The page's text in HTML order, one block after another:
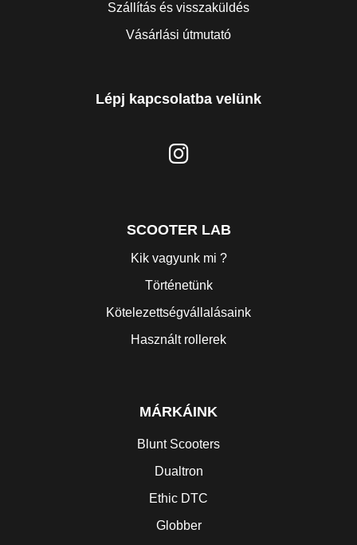
Szállítás és visszaküldés
Vásárlási útmutató
Lépj kapcsolatba velünk
SCOOTER LAB
Kik vagyunk mi ?
Történetünk
Kötelezettségvállalásaink
Használt rollerek
MÁRKÁINK
Blunt Scooters
Dualtron
Ethic DTC
Globber